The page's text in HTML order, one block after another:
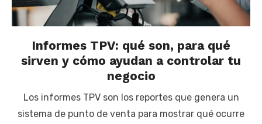
Informes TPV: qué son, para qué
sirven y cómo ayudan a controlar tu
negocio
Los informes TPV son los reportes que genera un
sistema de punto de venta para mostrar qué ocurre